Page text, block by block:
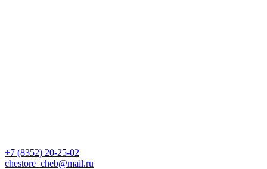
+7 (8352) 20-25-02
chestore_cheb@mail.ru